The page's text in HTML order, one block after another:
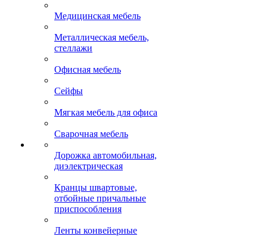
Медицинская мебель
Металлическая мебель,
стеллажи
Офисная мебель
Сейфы
Мягкая мебель для офиса
Сварочная мебель
Дорожка автомобильная,
диэлектрическая
Кранцы швартовые,
отбойные причальные
приспособления
Ленты конвейерные